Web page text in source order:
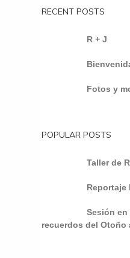
RECENT POSTS
R + J
Fotos y
POPULAR POSTS
Taller de
Reportaje
Sesión en
recuerdos del Otoño